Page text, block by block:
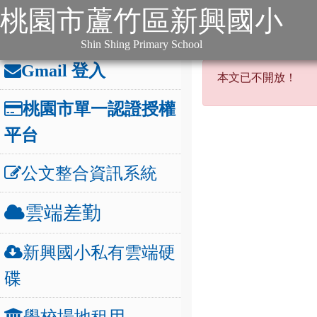
跳到主要內容
網站導覽
桃園市蘆竹區新興國小
Shin Shing Primary School
本站消息 分月文
本文已不
本文已不開放！
:::
辦公連結
Gmail 登入
桃園市單一認證授權
平台
公文整合資訊系統
雲端差勤
新興國小私有雲端硬
碟